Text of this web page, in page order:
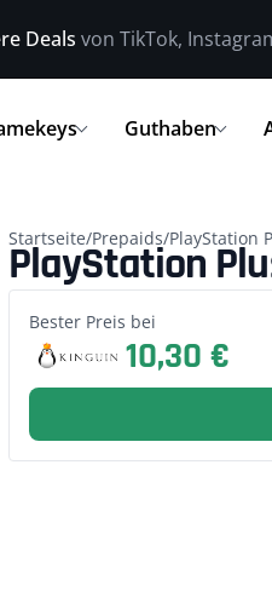
Deals von TikTok,
Guthaben
Startseite/Prepaids/PlayStation
PlayStation
Bester Preis bei
10,30 €